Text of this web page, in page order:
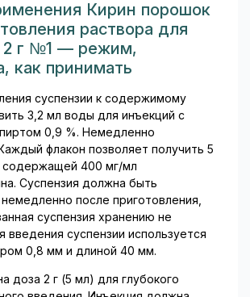
Кирин порошок
раствора для
2 г №1 — режим,
как принимать
суспензии к содержимому
3,2 мл воды для инъекций с
0,9 %. Немедленно
флакон позволяет получить 5
содержащей 400 мг/мл
Суспензия должна быть
после приготовления,
суспензия хранению не
введения суспензии используется
0,8 мм и длиной 40 мм.
доза 2 г (5 мл) для глубокого